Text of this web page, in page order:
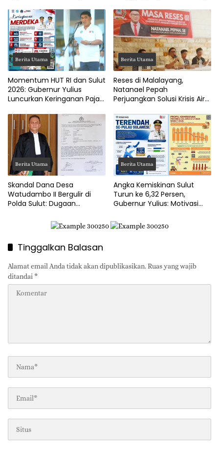
Berita Utama
Momentum HUT RI dan Sulut
2026: Gubernur Yulius
Luncurkan Keringanan Pajak
Berita Utama
Reses di Malalayang,
Natanael Pepah
Perjuangkan Solusi Krisis Air
DPRD Manado
Berita Utama
Skandal Dana Desa
Watudambo II Bergulir di
Polda Sulut: Dugaan
Hingga Jalan Tani Rp214
Berita Utama
Angka Kemiskinan Sulut
Turun ke 6,32 Persen,
Gubernur Yulius: Motivasi
Tinggalkan Balasan
Alamat email Anda tidak akan dipublikasikan.Ruas yang wajib
ditandai *